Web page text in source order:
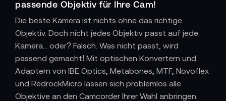
passende Objektiv für Ihre Cam!
Die beste Kamera ist nichts ohne das richtige
Objektiv. Doch nicht jedes Objektiv passt auf jede
Kamera... oder? Falsch. Was nicht passt, wird
passend gemacht! Mit optischen Konvertern und
Adaptern von IBE Optics, Metabones, MTF, Novoflex
und RedrockMicro lassen sich problemlos alle
Objektive an den Camcorder Ihrer Wahl anbringen.